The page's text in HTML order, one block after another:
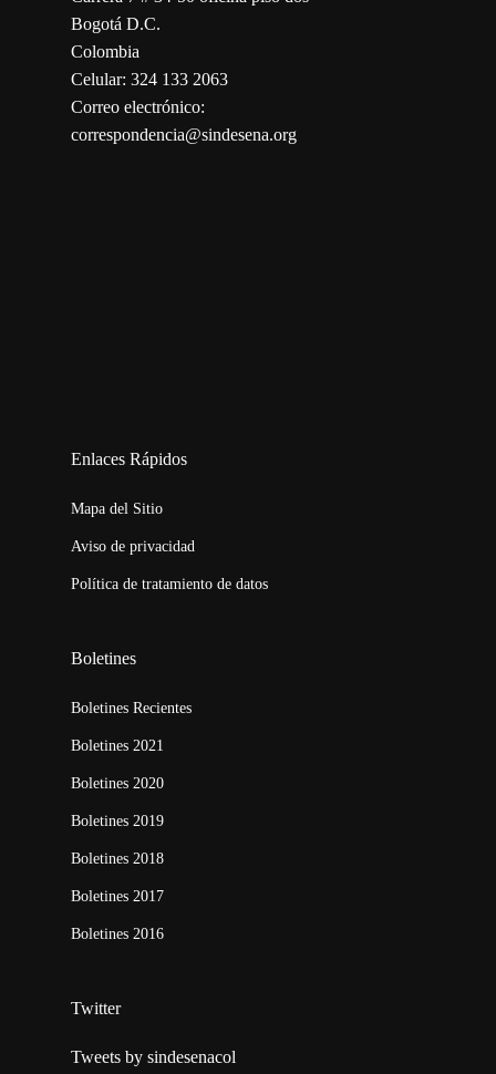
Bogotá D.C.
Colombia
Celular: 324 133 2063
Correo electrónico:
correspondencia@sindesena.org
Enlaces Rápidos
Mapa del Sitio
Aviso de privacidad
Política de tratamiento de datos
Boletines
Boletines Recientes
Boletines 2021
Boletines 2020
Boletines 2019
Boletines 2018
Boletines 2017
Boletines 2016
Twitter
Tweets by sindesenacol